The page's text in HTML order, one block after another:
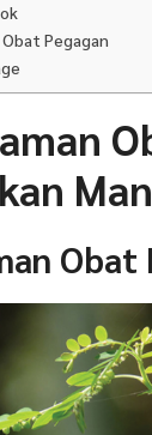
Pegagan